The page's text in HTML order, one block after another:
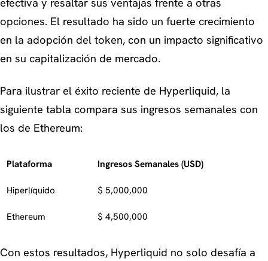
opciones. El resultado ha sido un fuerte crecimiento
en la adopción del token, con un impacto significativo
en su capitalización de mercado.
Para ilustrar el éxito reciente de Hyperliquid, la
siguiente tabla compara sus ingresos semanales con
los de Ethereum:
Plataforma Ingresos Semanales (USD)
Hiperlíquido $ 5,000,000
Ethereum $ 4,500,000
Con estos resultados, Hyperliquid no solo desafía a